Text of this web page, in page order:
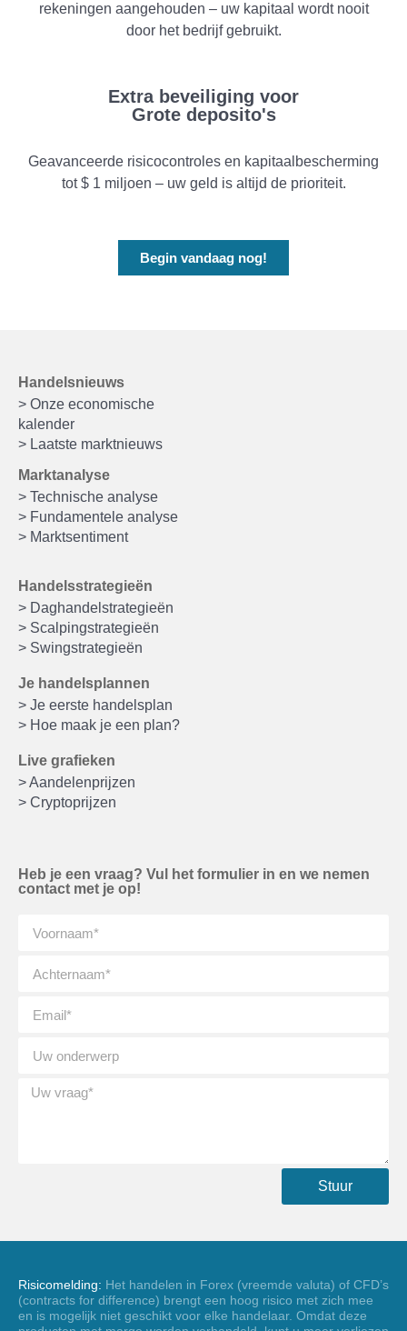
rekeningen aangehouden – uw kapitaal wordt nooit
door het bedrijf gebruikt.
Extra beveiliging voor
Grote deposito's
Geavanceerde risicocontroles en kapitaalbescherming
tot $ 1 miljoen – uw geld is altijd de prioriteit.
Begin vandaag nog!
Handelsnieuws
> Onze economische
kalender
> Laatste marktnieuws
Marktanalyse
> Technische analyse
> Fundamentele analyse
> Marktsentiment
Handelsstrategieën
> Daghandelstrategieën
> Scalpingstrategieën
> Swingstrategieën
Je handelsplannen
> Je eerste handelsplan
> Hoe maak je een plan?
Live grafieken
> Aandelenprijzen
> Cryptoprijzen
Heb je een vraag? Vul het formulier in en we nemen
contact met je op!
Stuur
Risicomelding: Het handelen in Forex (vreemde valuta) of CFD’s
(contracts for difference) brengt een hoog risico met zich mee
en is mogelijk niet geschikt voor elke handelaar. Omdat deze